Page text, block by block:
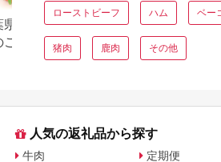
県 東庄町のふるさと納
紹介
徳島県
税のご紹
ローストビーフ ハム ベー
猪肉 鹿肉 その他
人気の返礼品から探す
牛肉
定期便